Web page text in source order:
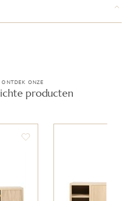
ONTDEK ONZE
producten